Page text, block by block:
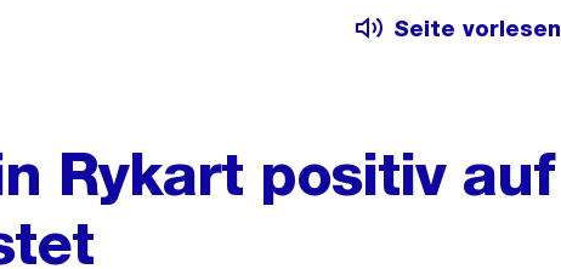
Seite vorlesen
Rykart positiv auf